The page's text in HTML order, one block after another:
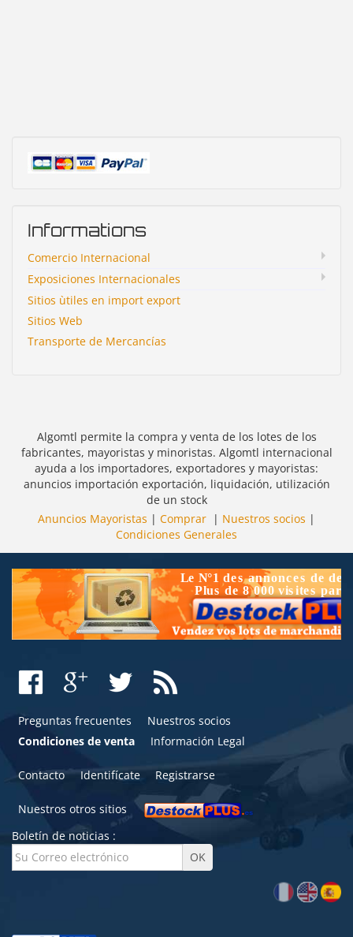
Informations
Comercio Internacional
Exposiciones Internacionales
Sitios ùtiles en import export
Sitios Web
Transporte de Mercancías
Algomtl permite la compra y venta de los lotes de los
fabricantes, mayoristas y minoristas. Algomtl internacional
ayuda a los importadores, exportadores y mayoristas:
anuncios importación exportación, liquidación, utilización
de un stock
Anuncios Mayoristas | Comprar | Nuestros socios |
Condiciones Generales
Preguntas frecuentes
Nuestros socios
Condiciones de venta
Información Legal
Contacto Identifícate Registrarse
Nuestros otros sitios
Boletín de noticias :